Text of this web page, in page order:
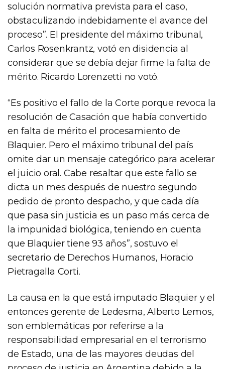
solución normativa prevista para el caso,
obstaculizando indebidamente el avance del
proceso”. El presidente del máximo tribunal,
Carlos Rosenkrantz, votó en disidencia al
considerar que se debía dejar firme la falta de
mérito. Ricardo Lorenzetti no votó.
“Es positivo el fallo de la Corte porque revoca la
resolución de Casación que había convertido
en falta de mérito el procesamiento de
Blaquier. Pero el máximo tribunal del país
omite dar un mensaje categórico para acelerar
el juicio oral. Cabe resaltar que este fallo se
dicta un mes después de nuestro segundo
pedido de pronto despacho, y que cada día
que pasa sin justicia es un paso más cerca de
la impunidad biológica, teniendo en cuenta
que Blaquier tiene 93 años”, sostuvo el
secretario de Derechos Humanos, Horacio
Pietragalla Corti.
La causa en la que está imputado Blaquier y el
entonces gerente de Ledesma, Alberto Lemos,
son emblemáticas por referirse a la
responsabilidad empresarial en el terrorismo
de Estado, una de las mayores deudas del